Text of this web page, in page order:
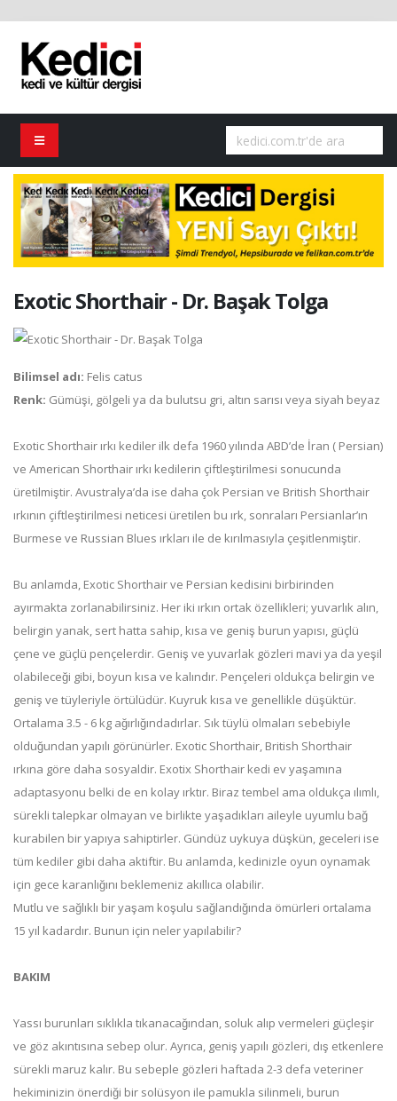
Exotic Shorthair - Dr. Başak Tolga
Bilimsel adı: Felis catus
Renk: Gümüşi, gölgeli ya da bulutsu gri, altın sarısı veya siyah beyaz
Exotic Shorthair ırkı kediler ilk defa 1960 yılında ABD’de İran ( Persian)
ve American Shorthair ırkı kedilerin çiftleştirilmesi sonucunda
üretilmiştir. Avustralya’da ise daha çok Persian ve British Shorthair
ırkının çiftleştirilmesi neticesi üretilen bu ırk, sonraları Persianlar’ın
Burmese ve Russian Blues ırkları ile de kırılmasıyla çeşitlenmiştir.
Bu anlamda, Exotic Shorthair ve Persian kedisini birbirinden
ayırmakta zorlanabilirsiniz. Her iki ırkın ortak özellikleri; yuvarlık alın,
belirgin yanak, sert hatta sahip, kısa ve geniş burun yapısı, güçlü
çene ve güçlü pençelerdir. Geniş ve yuvarlak gözleri mavi ya da yeşil
olabileceği gibi, boyun kısa ve kalındır. Pençeleri oldukça belirgin ve
geniş ve tüyleriyle örtülüdür. Kuyruk kısa ve genellikle düşüktür.
Ortalama 3.5 - 6 kg ağırlığındadırlar. Sık tüylü olmaları sebebiyle
olduğundan yapılı görünürler. Exotic Shorthair, British Shorthair
ırkına göre daha sosyaldir. Exotix Shorthair kedi ev yaşamına
adaptasyonu belki de en kolay ırktır. Biraz tembel ama oldukça ılımlı,
sürekli talepkar olmayan ve birlikte yaşadıkları aileyle uyumlu bağ
kurabilen bir yapıya sahiptirler. Gündüz uykuya düşkün, geceleri ise
tüm kediler gibi daha aktiftir. Bu anlamda, kedinizle oyun oynamak
için gece karanlığını beklemeniz akıllıca olabilir.
Mutlu ve sağlıklı bir yaşam koşulu sağlandığında ömürleri ortalama
15 yıl kadardır. Bunun için neler yapılabilir?
BAKIM
Yassı burunları sıklıkla tıkanacağından, soluk alıp vermeleri güçleşir
ve göz akıntısına sebep olur. Ayrıca, geniş yapılı gözleri, dış etkenlere
sürekli maruz kalır. Bu sebeple gözleri haftada 2-3 defa veteriner
hekiminizin önerdiği bir solüsyon ile pamukla silinmeli, burun